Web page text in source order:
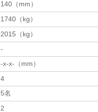
140（mm）
1740（kg）
2015（kg）
-
-x-x-（mm）
4
5名
2